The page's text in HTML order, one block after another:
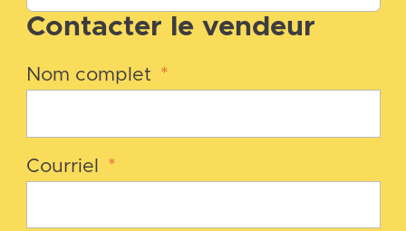
Contacter le vendeur
Nom complet *
Courriel *